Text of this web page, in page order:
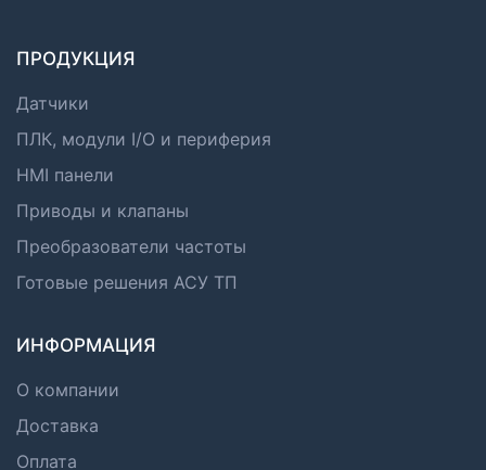
ПРОДУКЦИЯ
Датчики
ПЛК, модули I/O и периферия
HMI панели
Приводы и клапаны
Преобразователи частоты
Готовые решения АСУ ТП
ИНФОРМАЦИЯ
О компании
Доставка
Оплата